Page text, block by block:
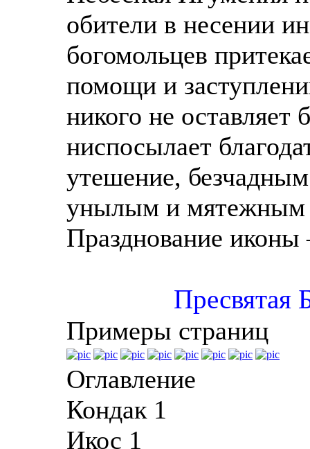
обители в несении
богомольцев
помощи и
никого не оставляет
ниспосылает
утешение,
унылым и мятежным
Празднование
Пресвятая
Примеры страниц
Оглавление
Кондак 1
Икос 1